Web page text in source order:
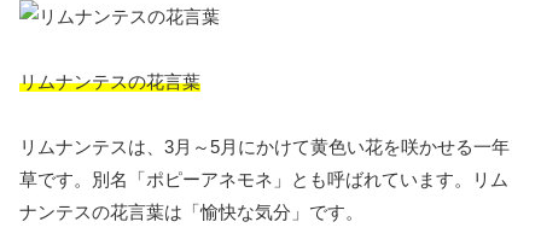
リムナンテスの花言葉
リムナンテスは、3月～5月にかけて黄色い花を咲かせる一年
草です。別名「ポピーアネモネ」とも呼ばれています。リム
ナンテスの花言葉は「愉快な気分」です。